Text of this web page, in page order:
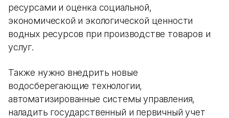
ресурсами и оценка социальной,
экономической и экологической ценности
водных ресурсов при производстве товаров и
услуг.
Также нужно внедрить новые
водосберегающие технологии,
автоматизированные системы управления,
наладить государственный и первичный учет